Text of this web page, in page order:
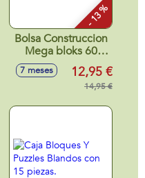
- 13 %
Bolsa Construccion
Mega bloks 60
Piezas azul
7 meses 12,95 €
14,95 €